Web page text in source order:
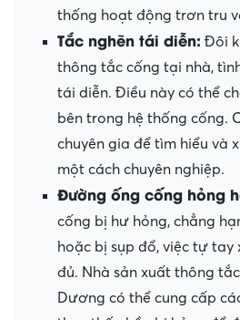
thống hoạt động trơn tru
Tắc nghẽn tái diễn: Đôi
thông tắc cống tại nhà,
tái diễn. Điều này có thể
bên trong hệ thống cống.
chuyên gia để tìm hiểu và
một cách chuyên nghiệp.
Đường ống cống hỏng
cống bị hư hỏng, chẳng
hoặc bị sụp đổ, việc tự
đủ. Nhà sản xuất thông
Dương có thể cung cấp